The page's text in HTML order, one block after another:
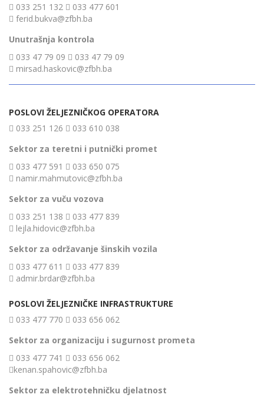
033 251 132
033 477 601
ferid.bukva@zfbh.ba
Unutrašnja kontrola
033 47 79 09
033 47 79 09
mirsad.haskovic@zfbh.ba
POSLOVI ŽELJEZNIČKOG OPERATORA
033 251 126
033 610 038
Sektor za teretni i putnički promet
033 477 591
033 650 075
namir.mahmutovic@zfbh.ba
Sektor za vuču vozova
033 251 138
033 477 839
lejla.hidovic@zfbh.ba
Sektor za održavanje šinskih vozila
033 477 611
033 477 839
admir.brdar@zfbh.ba
POSLOVI ŽELJEZNIČKE INFRASTRUKTURE
033 477 770
033 656 062
Sektor za organizaciju i sugurnost prometa
033 477 741
033 656 062
kenan.spahovic@zfbh.ba
Sektor za elektrotehničku djelatnost